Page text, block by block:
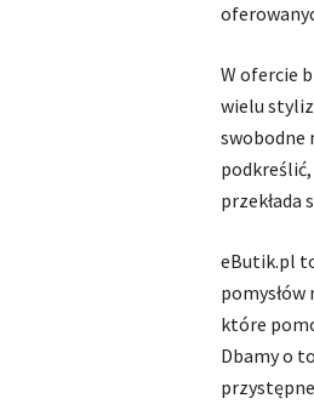
W ofercie
wielu
swobodne
przekłada
eButik.pl
które
Dbamy o